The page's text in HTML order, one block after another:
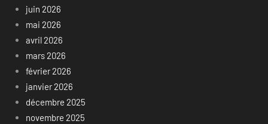
juin 2026
mai 2026
avril 2026
mars 2026
février 2026
janvier 2026
décembre 2025
novembre 2025